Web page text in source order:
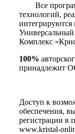
Все
технологий,
Комплекс
100%
принадлежит
Доступ к
обеспечения,
регистрации в
www.kristal-